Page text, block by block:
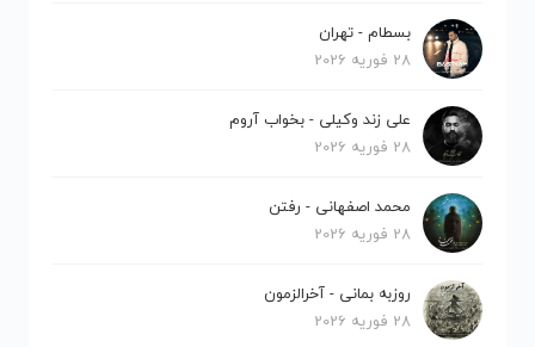
بسطام - تهران
28 فوریه 2026
علی زند وکیلی - بخواب آروم
28 فوریه 2026
محمد اصفهانی - رفتن
28 فوریه 2026
روزبه بمانی - آخرالزمون
28 فوریه 2026